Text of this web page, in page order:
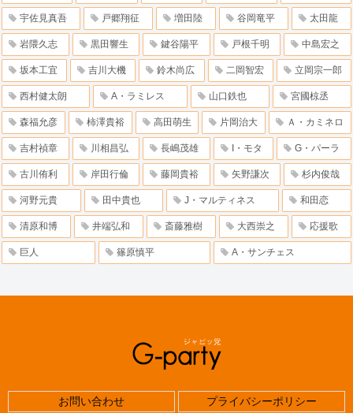
宇佐見真吾 戸郷翔征 増田陸 谷岡竜平 太田龍
岩隈久志 黒田響生 鍵谷陽平 戸根千明 中島宏之
坂本工宜 吉川大機 鈴木尚広 二岡智宏 立岡宗一郎
西村健太朗 A・ラミレス 山口鉄也 宮國椋丞
森福允彦 柿澤貴裕 高田萌生 片岡治大 Ａ・カミネロ
吉村禎章 川相昌弘 長嶋茂雄 I・モタ G・パーラ
古川侑利 岸田行倫 藤岡貴裕 矢野謙次 杉内俊哉
河野元貴 田中貴也 J・マルティネス 和田恋
清原和博 井端弘和 斎藤雅樹 大西崇之 応援歌
巨人 篠原慎平 A・サンチェス
お問い合わせ プライバシーポリシー